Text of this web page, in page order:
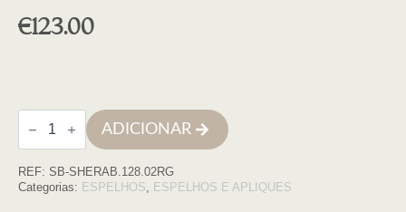
€123.00
Quantidade
de
Espelho
moldura
ouro
ADICIONAR
REF: SB-SHERAB.128.02RG
Categorias: ESPELHOS, ESPELHOS E APLIQUES